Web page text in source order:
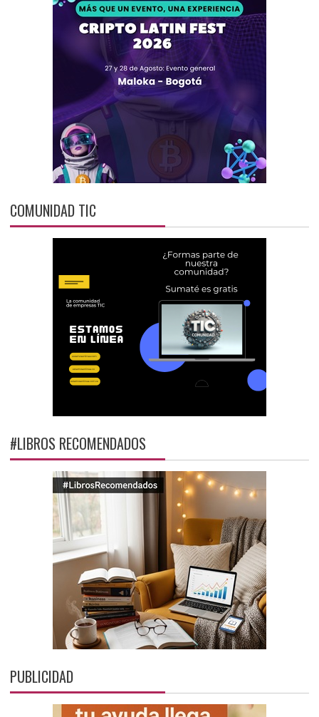
COMUNIDAD TIC
#LIBROS RECOMENDADOS
PUBLICIDAD